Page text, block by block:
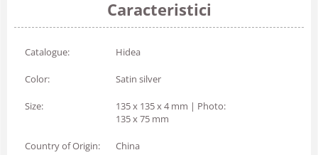
Caracteristici
Catalogue: Hidea
Color: Satin silver
Size:
135 x 135 x 4 mm | Photo:
135 x 75 mm
Country of Origin: China